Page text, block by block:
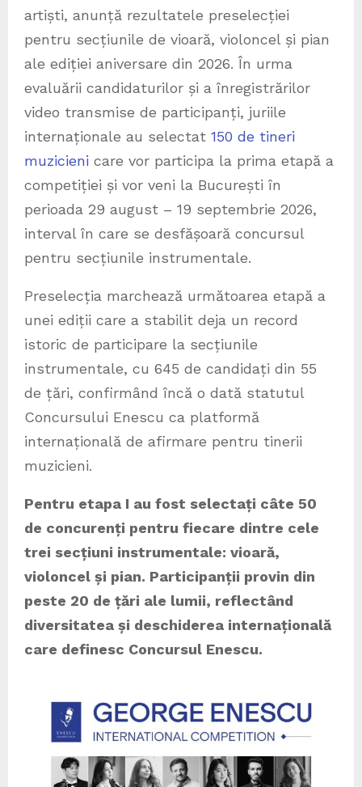
artiști, anunță rezultatele preselecției
pentru secțiunile de vioară, violoncel și pian
ale ediției aniversare din 2026. În urma
evaluării candidaturilor și a înregistrărilor
video transmise de participanți, juriile
internaționale au selectat 150 de tineri
muzicieni care vor participa la prima etapă a
competiției și vor veni la București în
perioada 29 august – 19 septembrie 2026,
interval în care se desfășoară concursul
pentru secțiunile instrumentale.
Preselecția marchează următoarea etapă a
unei ediții care a stabilit deja un record
istoric de participare la secțiunile
instrumentale, cu 645 de candidați din 55
de țări, confirmând încă o dată statutul
Concursului Enescu ca platformă
internațională de afirmare pentru tinerii
muzicieni.
Pentru etapa I au fost selectați câte 50
de concurenți pentru fiecare dintre cele
trei secțiuni instrumentale: vioară,
violoncel și pian. Participanții provin din
peste 20 de țări ale lumii, reflectând
diversitatea și deschiderea internațională
care definesc Concursul Enescu.